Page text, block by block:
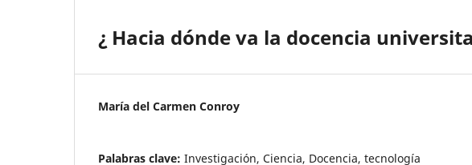
¿ Hacia dónde va la docencia
María del Carmen Conroy
Palabras clave: Investigación, Ciencia, Docencia, tecnología